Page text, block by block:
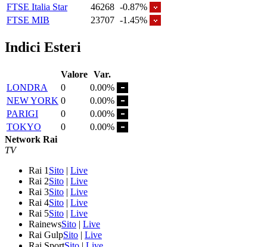
FTSE Italia Star
46268 -0.87%
FTSE MIB
23707 -1.45%
Indici Esteri
Valore Var.
LONDRA
0
0.00%
NEW YORK 0
0.00%
PARIGI
0
0.00%
TOKYO
0
0.00%
Network Rai
TV
Rai 1 Sito | Live
Rai 2Sito | Live
Rai 3Sito | Live
Rai 4Sito | Live
Rai 5Sito | Live
RainewsSito | Live
Rai GulpSito | Live